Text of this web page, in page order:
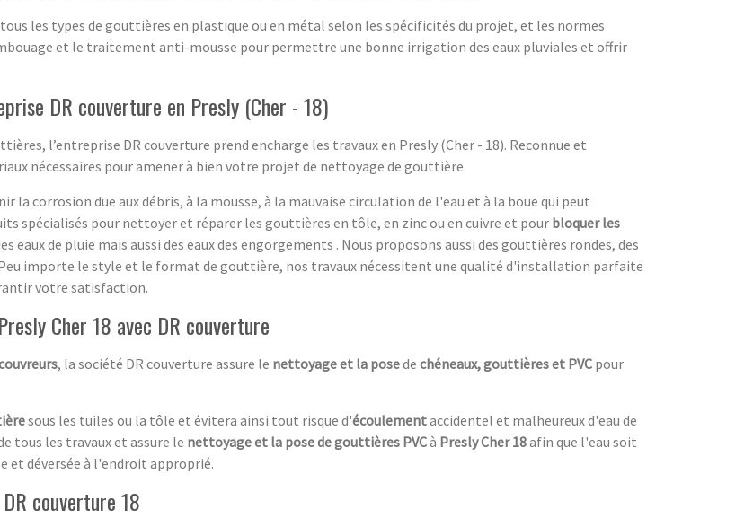
les types de gouttières en plastique ou en métal selon les spécificités du projet, et les normes
et le traitement anti-mousse pour permettre une bonne irrigation des eaux pluviales et offrir
DR couverture en Presly (Cher - 18)
l’entreprise DR couverture prend encharge les travaux en Presly (Cher - 18). Reconnue et
nécessaires pour amener à bien votre projet de nettoyage de gouttière.
corrosion due aux débris, à la mousse, à la mauvaise circulation de l'eau et à la boue qui peut
spécialisés pour nettoyer et réparer les gouttières en tôle, en zinc ou en cuivre et pour bloquer les
eaux de pluie mais aussi des eaux des engorgements . Nous proposons aussi des gouttières rondes, des
importe le style et le format de gouttière, nos travaux nécessitent une qualité d'installation parfaite
votre satisfaction.
Cher 18 avec DR couverture
, la société DR couverture assure le nettoyage et la posede chéneaux, gouttières et PVC pour
sous les tuiles ou la tôle et évitera ainsi tout risque d'écoulementaccidentel et malheureux d'eau de
tous les travaux et assure le nettoyage et la pose de gouttières PVCà Presly Cher 18afin que l'eau soit
et déversée à l'endroit approprié.
couverture 18